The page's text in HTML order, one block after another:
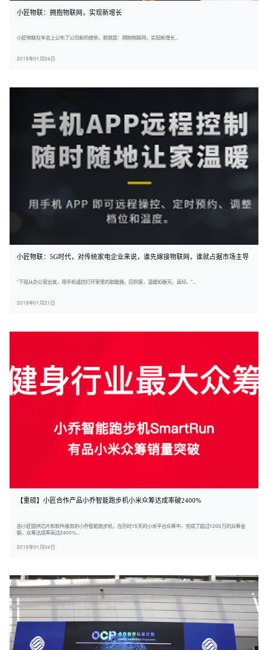
小匠物联：拥抱物联网，实现新增长
小匠物联在年会上公布了公司新的使命，那就是：拥抱物联网，实现新增长...
2019年01月24日
小匠物联：5G时代，对传统家电企业来说，谁先嫁接物联网，谁就占据市场主导
“下班从办公室出发，用手机遥控打开家里的取暖器，回到家，温暖如春天。真好。”...
2019年01月21日
【重磅】小匠合作产品小乔智能跑步机小米众筹达成率破2400%
由小匠提供芯片和软件服务的小乔智能跑步机，在历时15天的小米平台众筹中，完成了超过1200万的众筹金
额，众筹达成率高达2400%...
2019年01月04日